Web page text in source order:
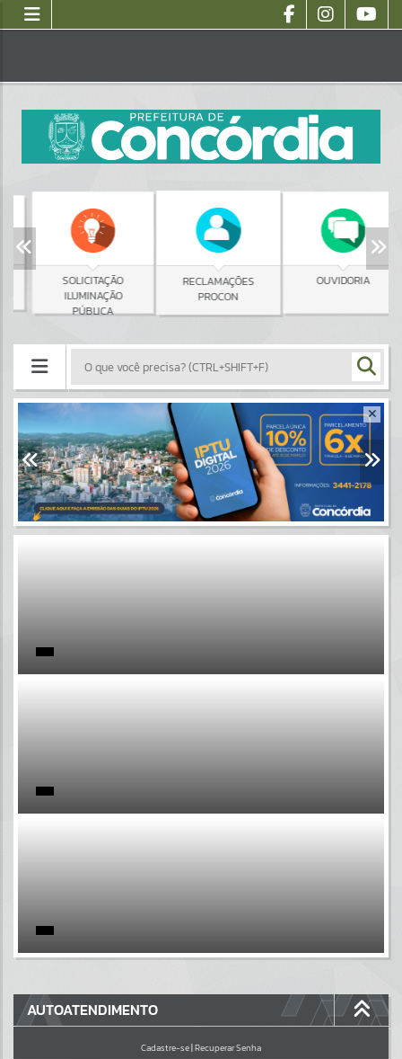
SOLICITAÇÃO
ILUMINAÇÃO
PÚBLICA
RECLAMAÇÕES
PROCON
OUVIDORIA
Portais
Por favor, aguarde...
Por favor, aguarde...
Por favor, aguarde...
GALERIAS
Por favor, aguarde...
AUTOATENDIMENTO
Cadastre-se|Recuperar Senha